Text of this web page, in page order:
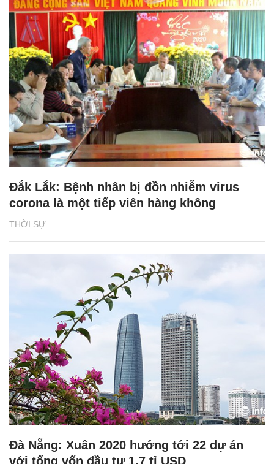
THỜI SỰ
Đắk Lắk: Bệnh nhân bị đồn nhiễm virus
corona là một tiếp viên hàng không
Đà Nẵng: Xuân 2020 hướng tới 22 dự án
với tổng vốn đầu tư 1,7 tỉ USD